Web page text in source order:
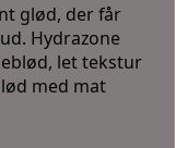
glød, der får
Hydrazone
let tekstur
med mat